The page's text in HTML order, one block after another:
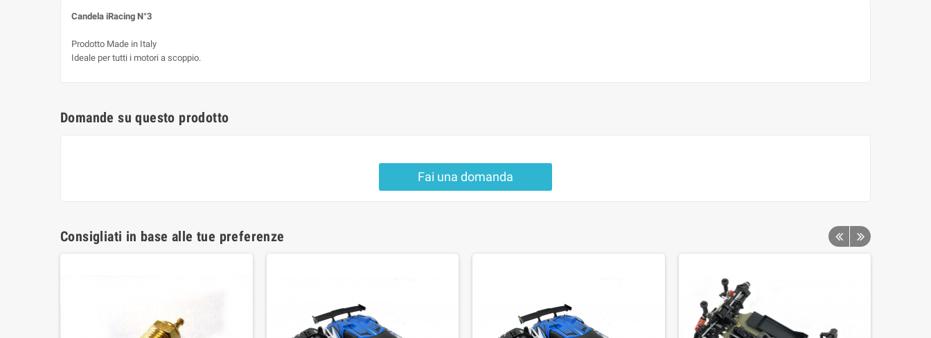
Candela iRacing N°3
Prodotto Made in Italy
Ideale per tutti i motori a scoppio.
Domande su questo prodotto
Fai una domanda
Consigliati in base alle tue preferenze